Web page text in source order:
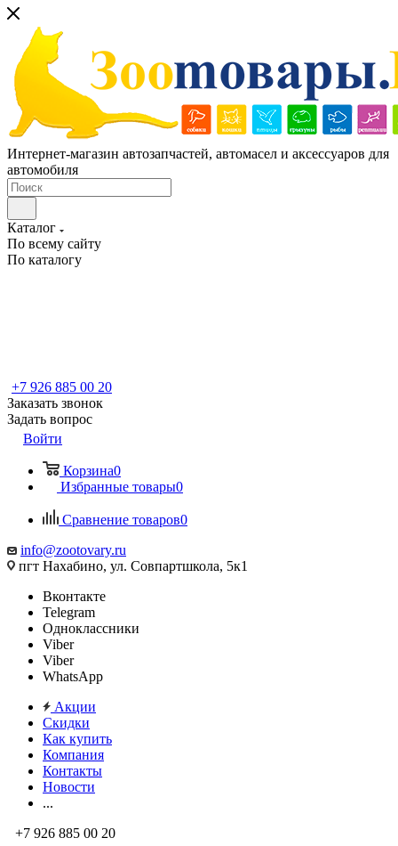
Интернет-магазин автозапчастей, автомасел и аксессуаров для
автомобиля
Каталог
По всему сайту
По каталогу
+7 926 885 00 20
Заказать звонок
Задать вопрос
Войти
Корзина0
Избранные товары0
Сравнение товаров0
info@zootovary.ru
пгт Нахабино, ул. Совпартшкола, 5к1
Вконтакте
Telegram
Одноклассники
Viber
Viber
WhatsApp
Акции
Скидки
Как купить
Компания
Контакты
Новости
...
+7 926 885 00 20